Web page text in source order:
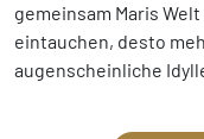
gemeinsam Maris
eintauchen, desto
augenscheinliche